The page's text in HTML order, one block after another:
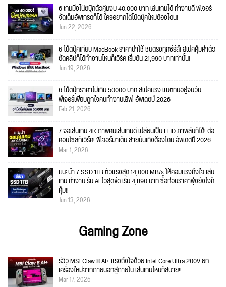
6 เกมมิ่งโน้ตบุ๊กตัวคุ้มงบ 40,000 บาท เล่นเกมได้ ทำงานดี ฟีเจอร์
จัดเต็มอัพเกรดก็ได้ ใครอยากได้โน้ตบุ๊คใหม่ต้องโดน!
Jun 22, 2026
6 โน้ตบุ๊คเทียบ MacBook ราคาน่าใช้ ชนตรงทุกซีรีส์! สเปคคุ้มค่าตัว
ตัดคลิปก็ได้ทำงานไหนก็เวิร์ค เริ่มต้น 21,990 บาทเท่านั้น!
Jun 19, 2026
6 โน้ตบุ๊กราคาไม่เกิน 50000 บาท สเปคแรง แบตทนอยู่จบวัน
ฟีเจอร์เพียบถูกใจคนทำงานเลิฟ! อัพเดตปี 2026
Feb 21, 2026
7 จอเล่นเกม 4K ภาพคมเล่นเกมดี เปลี่ยนเป็น FHD ภาพลื่นก็ได้! ต่อ
คอนโซลก็เวิร์ค! ฟีเจอร์มาเต็ม สายบันเทิงต้องโดน อัพเดตปี 2026
Mar 1, 2026
แนะนำ 7 SSD 1TB ตัวแรงสุด 14,000 MB/s ให้คอมแรงถึงใจ เล่น
เกม ทำงาน รัน AI ไวสุดขีด เริ่ม 4,890 บาท ซื้อก่อนราคาพุ่งยังไงก็
คุ้ม!!
Jun 13, 2026
Gaming Zone
รีวิว MSI Claw 8 AI+ แรงถึงใจด้วย Intel Core Ultra 200V ยก
เครื่องใหม่จากภายนอกสู่ภายใน เล่นเกมไหนก็สบาย!!
Mar 17, 2025